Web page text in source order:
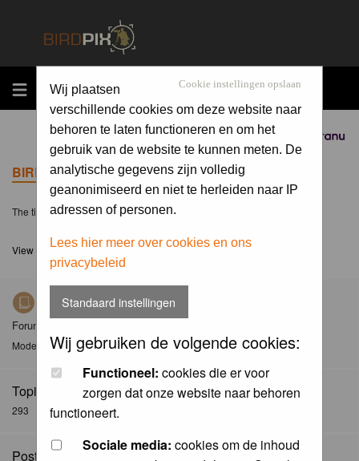
MENU
Sponsored by
Cookie instellingen opslaan
Wij plaatsen
verschillende cookies om deze website naar
behoren te laten functioneren en om het
gebruik van de website te kunnen meten. De
analytische gegevens zijn volledig
geanonimiseerd en niet te herleiden naar IP
adressen of personen.
Lees hier meer over cookies en ons
privacybeleid
Standaard instellingen
Wij gebruiken de volgende cookies:
Functioneel: cookies die er voor
zorgen dat onze website naar behoren
functioneert.
Sociale media: cookies om de inhoud
BIRDPIX.NL FORUM INDEX
The time now is Thu 06 Aug 2026, 12:05
View unanswered posts
Nieuws
Forum met nieuwsberichten over Birdpix
ModeratorModerators
Topics:
293
Posts: